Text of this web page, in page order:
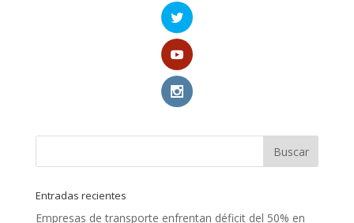
Entradas recientes
Empresas de transporte enfrentan déficit del 50% en